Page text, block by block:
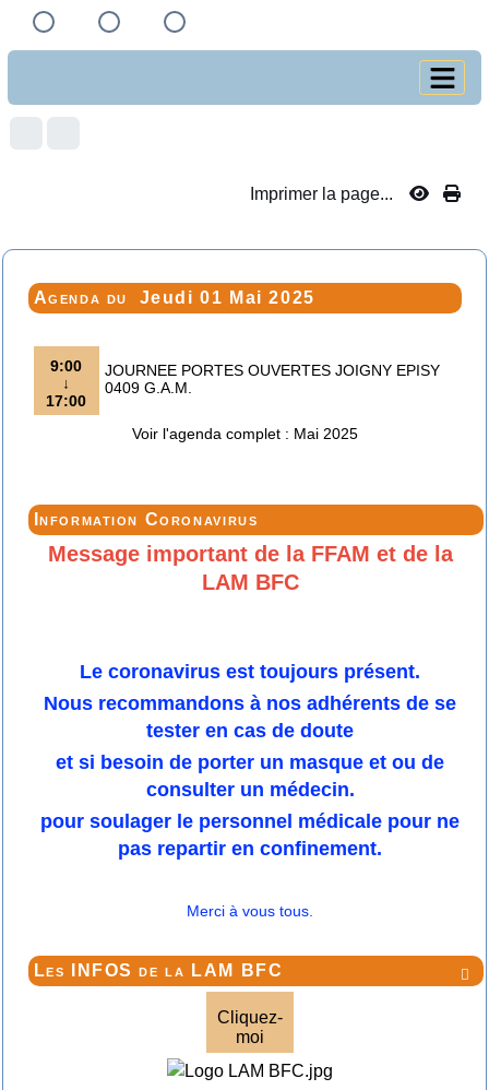
Imprimer la page...
Agenda du Jeudi 01 Mai 2025
9:00
↓
17:00
JOURNEE PORTES OUVERTES JOIGNY EPISY
0409 G.A.M.
Voir l'agenda complet : Mai 2025
Information Coronavirus
Message important de la FFAM et de la
LAM BFC
Le coronavirus est toujours présent.
Nous recommandons à nos adhérents de se
tester en cas de doute
et si besoin de porter un masque et ou de
consulter un médecin.
pour soulager le personnel médicale pour ne
pas repartir en confinement.
Merci à vous tous.

Les INFOS de la LAM BFC
Cliquez-
moi